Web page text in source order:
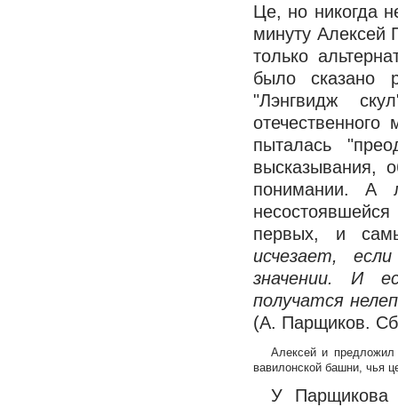
Це, но никогда
минуту Алексей
только
было сказано
"Лэнгвидж
пыталась
высказывания,
понимании. А
первых, и
исчезает,
значении. И
получатся
(А. Парщиков.
Алексей и предложил
вавилонской башни, чья
У Парщикова